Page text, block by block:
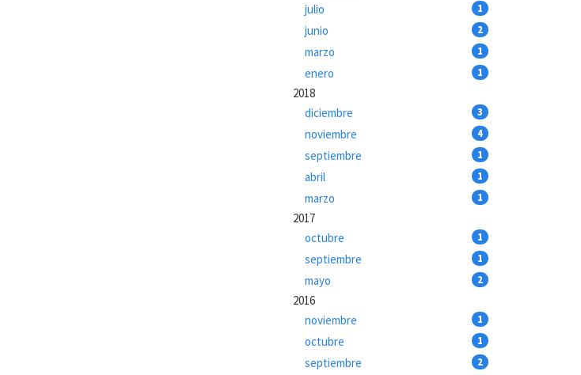
julio 1
junio 2
marzo 1
enero 1
2018
diciembre
3
noviembre 4
septiembre 1
abril 1
marzo 1
2017
octubre
1
septiembre 1
mayo 2
2016
noviembre
1
octubre 1
septiembre 2